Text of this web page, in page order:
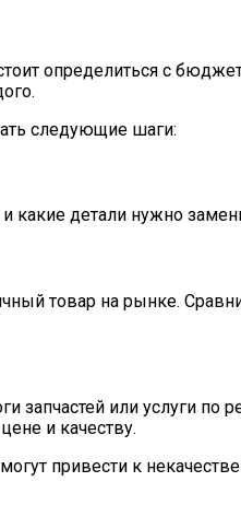
определиться с
следующие шаги:
какие детали нужно
товар на рынке.
или услуги по
и качеству.
привести к